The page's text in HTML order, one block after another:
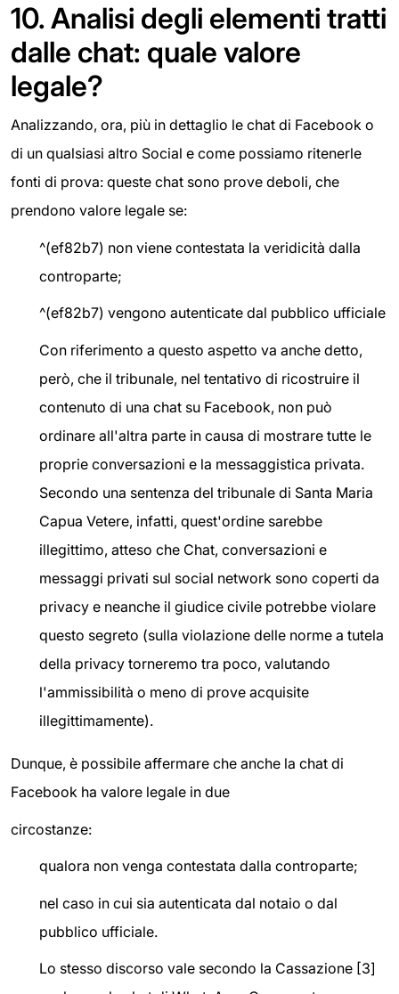
10.Analisi degli elementi tratti
dalle chat: quale valore
legale?
Analizzando, ora, più in dettaglio le chat di Facebook o
di un qualsiasi altro Social e come possiamo ritenerle
fonti di prova: queste chat sono prove deboli, che
prendono valore legale se:
^(ef82b7) non viene contestata la veridicità dalla
controparte;
^(ef82b7) vengono autenticate dal pubblico ufficiale
Con riferimento a questo aspetto va anche detto,
però, che il tribunale, nel tentativo di ricostruire il
contenuto di una chat su Facebook, non può
ordinare all'altra parte in causa di mostrare tutte le
proprie conversazioni e la messaggistica privata.
Secondo una sentenza del tribunale di Santa Maria
Capua Vetere, infatti, quest'ordine sarebbe
illegittimo, atteso che Chat, conversazioni e
messaggi privati sul social network sono coperti da
privacy e neanche il giudice civile potrebbe violare
questo segreto (sulla violazione delle norme a tutela
della privacy torneremo tra poco, valutando
l'ammissibilità o meno di prove acquisite
illegittimamente).
Dunque, è possibile affermare che anche la chat di
Facebook ha valore legale in due
circostanze:
qualora non venga contestata dalla controparte;
nel caso in cui sia autenticata dal notaio o dal
pubblico ufficiale.
Lo stesso discorso vale secondo la Cassazione [3]